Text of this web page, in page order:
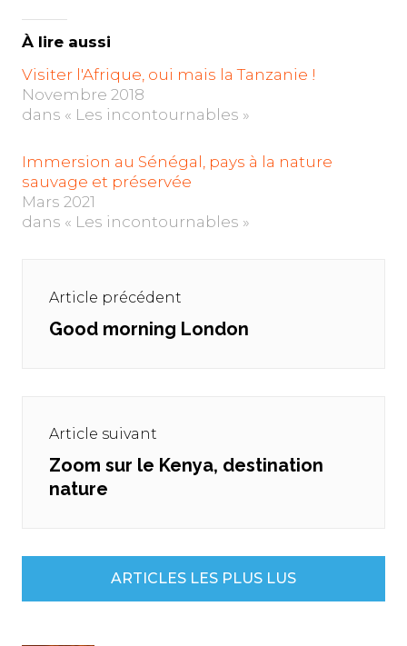
À lire aussi
Visiter l'Afrique, oui mais la Tanzanie !
Novembre 2018
dans « Les incontournables »
Immersion au Sénégal, pays à la nature
sauvage et préservée
Mars 2021
dans « Les incontournables »
l’articleArticle précédent
Previous
Good morning London
Article suivant
Next
post:
Zoom sur le Kenya, destination
nature
ARTICLES LES PLUS LUS